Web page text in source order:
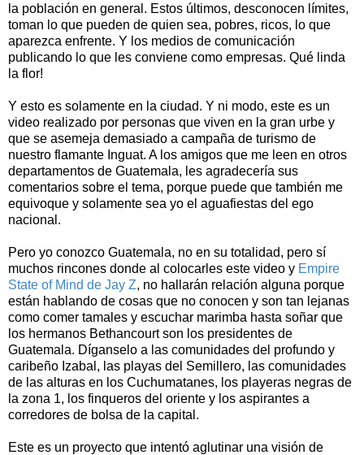
la población en general. Estos últimos, desconocen límites,
toman lo que pueden de quien sea, pobres, ricos, lo que
aparezca enfrente. Y los medios de comunicación
publicando lo que les conviene como empresas. Qué linda
la flor!
Y esto es solamente en la ciudad. Y ni modo, este es un
video realizado por personas que viven en la gran urbe y
que se asemeja demasiado a campaña de turismo de
nuestro flamante Inguat. A los amigos que me leen en otros
departamentos de Guatemala, les agradecería sus
comentarios sobre el tema, porque puede que también me
equivoque y solamente sea yo el aguafiestas del ego
nacional.
Pero yo conozco Guatemala, no en su totalidad, pero sí
muchos rincones donde al colocarles este video y Empire
State of Mind de Jay Z, no hallarán relación alguna porque
están hablando de cosas que no conocen y son tan lejanas
como comer tamales y escuchar marimba hasta soñar que
los hermanos Bethancourt son los presidentes de
Guatemala. Díganselo a las comunidades del profundo y
caribeño Izabal, las playas del Semillero, las comunidades
de las alturas en los Cuchumatanes, los playeras negras de
la zona 1, los finqueros del oriente y los aspirantes a
corredores de bolsa de la capital.
Este es un proyecto que intentó aglutinar una visión de